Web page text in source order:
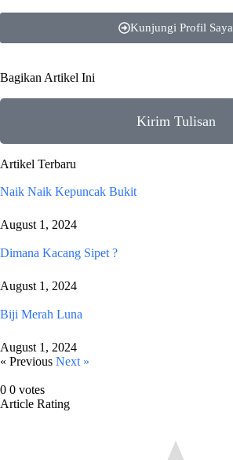
Kunjungi Profil Saya
Bagikan Artikel Ini
Kirim Tulisan
Artikel Terbaru
Naik Naik Kepuncak Bukit
August 1, 2024
Dimana Kacang Sipet ?
August 1, 2024
Biji Merah Luna
August 1, 2024
« Previous Next »
0 0 votes
Article Rating